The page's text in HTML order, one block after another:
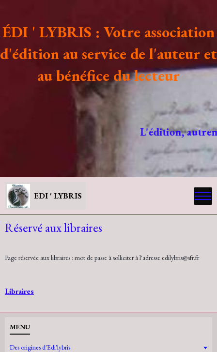
ÉDI ' LYBRIS : Votre association
d'édition au service de l'auteur et
au bénéfice du lecteur
L'édition,
EDI ' LYBRIS
Réservé aux libraires
Page réservée aux libraires : mot de passe à solliciter à l'adresse edilybris@sfr.fr
Libraires
MENU
Des origines d'Edi'lybris